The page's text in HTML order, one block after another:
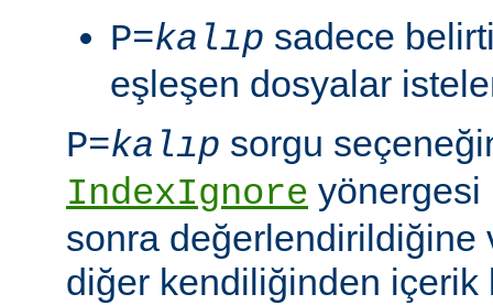
P=kalıp sadece
eşleşen dosyalar
P=kalıp sorgu
IndexIgnore yönergesi
sonra değerlendirildiğine
diğer kendiliğinden içerik